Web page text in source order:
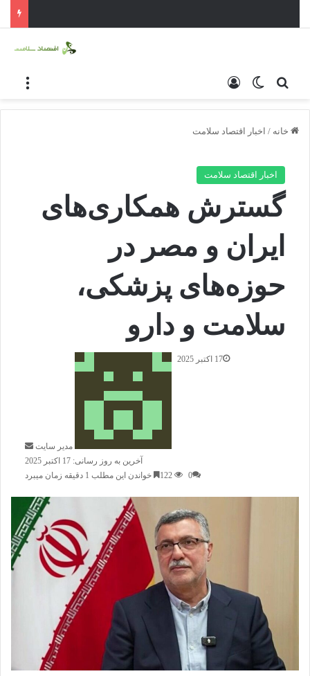
جستجو برایتغییر پوسته
خانه / اخبار اقتصاد سلامت
اخبار اقتصاد سلامت
گسترش همکاری‌های
ایران و مصر در
حوزه‌های پزشکی،
سلامت و دارو
مدیر سایت
17 اکتبر 2025
آخرین به روز رسانی: 17 اکتبر 2025
0
خواندن این مطلب 1 دقیقه زمان میبرد